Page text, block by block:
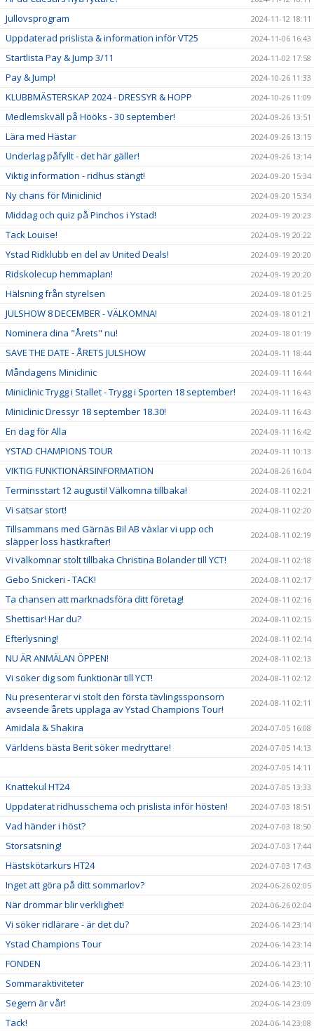
Jullovsprogram 2024-11-12 18:11
Uppdaterad prislista & information inför VT25 2024-11-06 16:43
Startlista Pay & Jump 3/11 2024-11-02 17:58
Pay & Jump! 2024-10-26 11:33
KLUBBMÄSTERSKAP 2024 - DRESSYR & HOPP 2024-10-26 11:09
Medlemskväll på Hööks - 30 september! 2024-09-26 13:51
Lära med Hästar 2024-09-26 13:15
Underlag påfyllt - det här gäller! 2024-09-26 13:14
Viktig information - ridhus stängt! 2024-09-20 15:34
Ny chans för Miniclinic! 2024-09-20 15:34
Middag och quiz på Pinchos i Ystad! 2024-09-19 20:23
Tack Louise! 2024-09-19 20:22
Ystad Ridklubb en del av United Deals! 2024-09-19 20:20
Ridskolecup hemmaplan! 2024-09-19 20:20
Hälsning från styrelsen 2024-09-18 01:25
JULSHOW 8 DECEMBER - VÄLKOMNA! 2024-09-18 01:21
Nominera dina "Årets" nu! 2024-09-18 01:19
SAVE THE DATE - ÅRETS JULSHOW 2024-09-11 18:44
Måndagens Miniclinic 2024-09-11 16:44
Miniclinic Trygg i Stallet - Trygg i Sporten 18 september! 2024-09-11 16:43
Miniclinic Dressyr 18 september 18.30! 2024-09-11 16:43
En dag för Alla 2024-09-11 16:42
YSTAD CHAMPIONS TOUR 2024-09-11 10:13
VIKTIG FUNKTIONÄRSINFORMATION 2024-08-26 16:04
Terminsstart 12 augusti! Välkomna tillbaka! 2024-08-11 02:21
Vi satsar stort! 2024-08-11 02:20
Tillsammans med Gärnäs Bil AB växlar vi upp och
släpper loss hästkrafter!
2024-08-11 02:19
Vi välkomnar stolt tillbaka Christina Bolander till YCT! 2024-08-11 02:18
Gebo Snickeri - TACK! 2024-08-11 02:17
Ta chansen att marknadsföra ditt företag! 2024-08-11 02:16
Shettisar! Har du? 2024-08-11 02:15
Efterlysning! 2024-08-11 02:14
NU ÄR ANMÄLAN ÖPPEN! 2024-08-11 02:13
Vi söker dig som funktionär till YCT! 2024-08-11 02:12
Nu presenterar vi stolt den första tävlingssponsorn
avseende årets upplaga av Ystad Champions Tour!
2024-08-11 02:11
Amidala & Shakira 2024-07-05 16:08
Världens bästa Berit söker medryttare!
2024-07-05 14:13
2024-07-05 14:11
Knattekul HT24 2024-07-05 13:33
Uppdaterat ridhusschema och prislista inför hösten! 2024-07-03 18:51
Vad händer i höst? 2024-07-03 18:50
Storsatsning! 2024-07-03 17:44
Hästskötarkurs HT24 2024-07-03 17:43
Inget att göra på ditt sommarlov? 2024-06-26 02:05
När drömmar blir verklighet! 2024-06-26 02:04
Vi söker ridlärare - är det du? 2024-06-14 23:14
Ystad Champions Tour 2024-06-14 23:14
FONDEN 2024-06-14 23:11
Sommaraktiviteter 2024-06-14 23:10
Segern är vår! 2024-06-14 23:09
Tack! 2024-06-14 23:08